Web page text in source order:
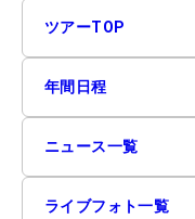
ツアーTOP
年間日程
ニュース一覧
ライブフォト一覧